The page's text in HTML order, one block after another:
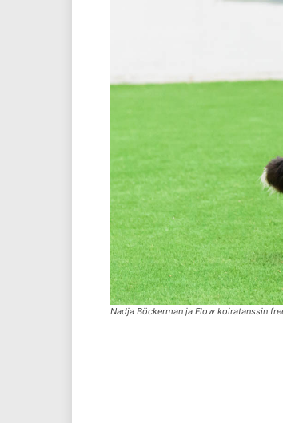
Nadja Böckerman ja Flow koiratanssin